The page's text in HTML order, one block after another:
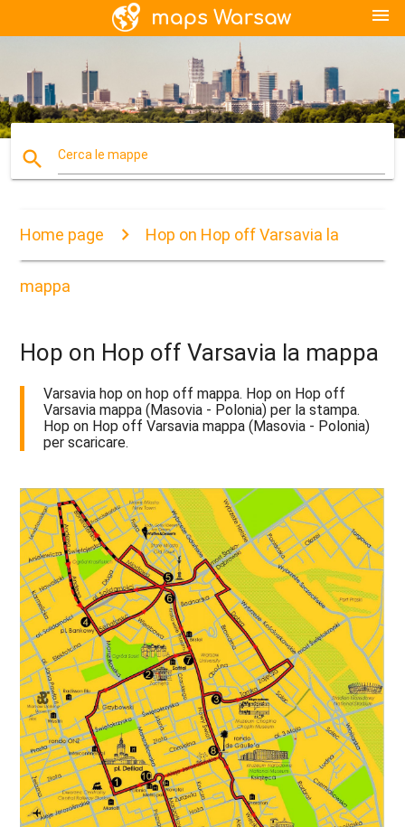
menu
search Cerca le mappe
Home page Hop on Hop off Varsavia la
mappa
Hop on Hop off Varsavia la mappa
Varsavia hop on hop off mappa. Hop on Hop off
Varsavia mappa (Masovia - Polonia) per la stampa.
Hop on Hop off Varsavia mappa (Masovia - Polonia)
per scaricare.